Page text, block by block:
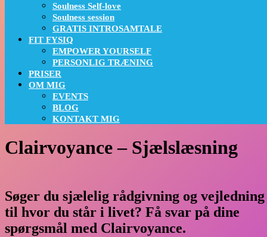
Soulness Self-love
Soulness session
GRATIS INTROSAMTALE
FIT FYSIQ
EMPOWER YOURSELF
PERSONLIG TRÆNING
PRISER
OM MIG
EVENTS
BLOG
KONTAKT MIG
Clairvoyance – Sjælslæsning
Søger du sjælelig rådgivning og vejledning
til hvor du står i livet? Få svar på dine
spørgsmål med Clairvoyance.